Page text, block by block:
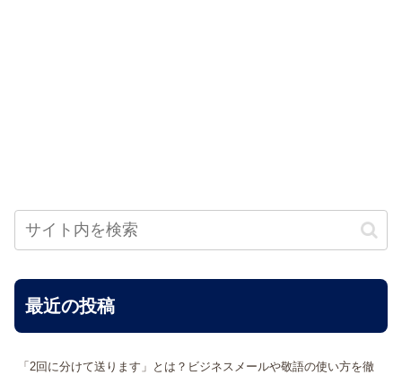
最近の投稿
「2回に分けて送ります」とは？ビジネスメールや敬語の使い方を徹